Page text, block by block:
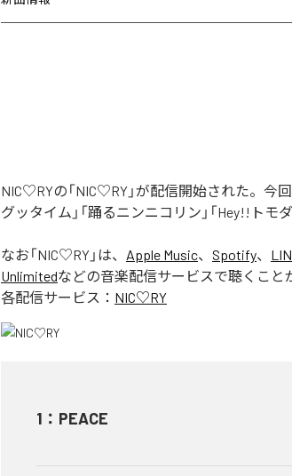
NIC♡RYの「NIC♡RY」が配信開始された。今
グッタイム」「踊るニンニコリン」「Hey!!ト
なお「NIC♡RY 」は、 Apple Music、 Spotify、
Unlimitedなどの音楽配信サービスで聴くこと
各配信サービス： NIC♡RY
1 ： PEACE